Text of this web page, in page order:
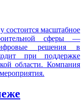
состоится масштабное
сферы —
решения в
при поддержке
области. Компания